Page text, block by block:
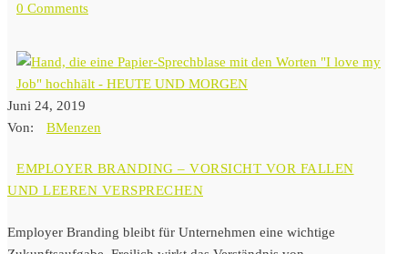
0 Comments
Juni 24, 2019
Von:
BMenzen
EMPLOYER BRANDING – VORSICHT VOR FALLEN
UND LEEREN VERSPRECHEN
Employer Branding bleibt für Unternehmen eine wichtige